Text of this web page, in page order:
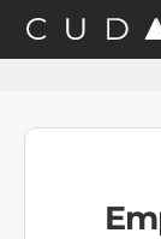
Saltar
a
Saltar
al
Saltar
a